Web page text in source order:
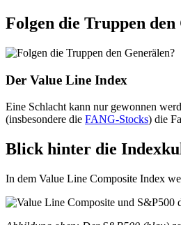
Folgen die Truppen den
Der Value Line Index
Eine Schlacht kann nur gewonnen
(insbesondere die FANG-Stocks) die
Blick hinter die
In dem Value Line Composite Index